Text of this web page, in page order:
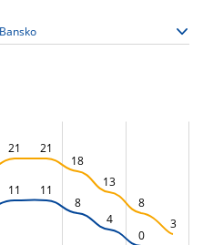
21
21
18
13
8
3
11
11
8
4
0